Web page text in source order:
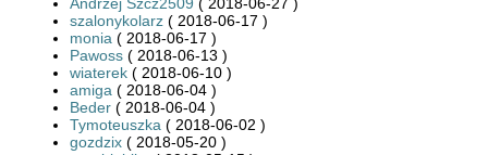
szalonykolarz ( 2018-06-17 )
monia ( 2018-06-17 )
Pawoss ( 2018-06-13 )
wiaterek ( 2018-06-10 )
amiga ( 2018-06-04 )
Beder ( 2018-06-04 )
Tymoteuszka ( 2018-06-02 )
gozdzix ( 2018-05-20 )